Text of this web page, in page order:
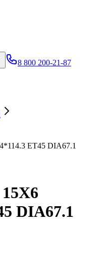
8 800 200-21-87
ET45 DIA67.1
DIA67.1